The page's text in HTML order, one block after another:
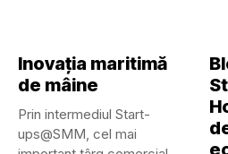
Inovația maritimă
de mâine
Prin intermediul Start-
ups@SMM, cel mai